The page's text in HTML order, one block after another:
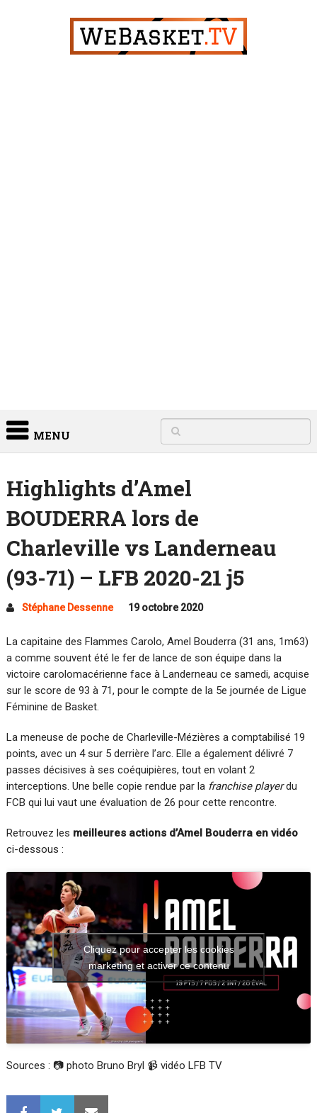
MENU
Highlights d’Amel
BOUDERRA lors de
Charleville vs Landerneau
(93-71) – LFB 2020-21 j5
Stéphane Dessenne 19 octobre 2020
La capitaine des Flammes Carolo, Amel Bouderra (31 ans, 1m63)
a comme souvent été le fer de lance de son équipe dans la
victoire carolomacérienne face à Landerneau ce samedi, acquise
sur le score de 93 à 71, pour le compte de la 5e journée de Ligue
Féminine de Basket.
La meneuse de poche de Charleville-Mézières a comptabilisé 19
points, avec un 4 sur 5 derrière l’arc. Elle a également délivré 7
passes décisives à ses coéquipières, tout en volant 2
interceptions. Une belle copie rendue par la franchise playerdu
FCB qui lui vaut une évaluation de 26 pour cette rencontre.
Retrouvez les meilleures actions d’Amel Bouderra en vidéo
ci-dessous :
Cliquez pour accepter les cookies
marketing et activer ce contenu
Sources : 📷 photo Bruno Bryl 📹 vidéo LFB TV